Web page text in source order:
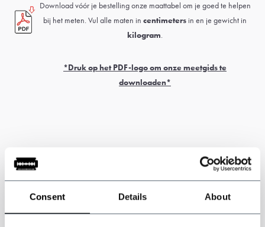
Consent Details About
Download vóór je bestelling onze maattabel om je goed te helpen
bij het meten. Vul alle maten in centimeters in en je gewicht in
kilogram.
*Druk op het PDF-logo om onze meetgids te
downloaden*
Let op: dit product is handgemaakt. De levertijd bedraagt over
toepassing zijn en zijn uitsluitend de verantwoordelijkheid van de klant.